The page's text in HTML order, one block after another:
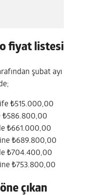
fiyat listesi
şubat ayı
₺515.000,00
₺586.800,00
₺661.000,00
₺689.800,00
₺704.400,00
₺753.800,00
çıkan